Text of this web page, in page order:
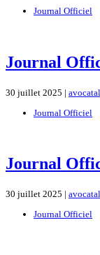
Journal Officiel
Journal
30 juillet 2025 |
Journal Officiel
Journal
30 juillet 2025 |
Journal Officiel